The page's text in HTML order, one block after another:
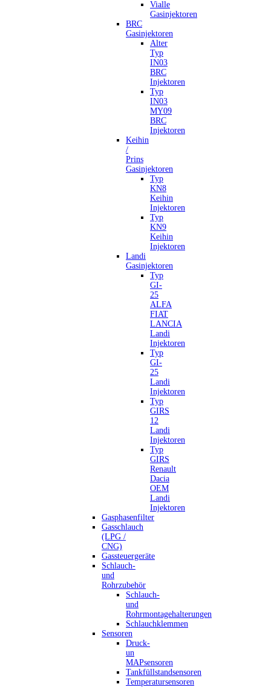
Vialle
Gasinjektoren
BRC
Gasinjektoren
Alter
Typ
IN03
BRC
Injektoren
Typ
IN03
MY09
BRC
Injektoren
Keihin
/
Prins
Gasinjektoren
Typ
KN8
Keihin
Injektoren
Typ
KN9
Keihin
Injektoren
Landi
Gasinjektoren
Typ
GI-
25
ALFA
FIAT
LANCIA
Landi
Injektoren
Typ
GI-
25
Landi
Injektoren
Typ
GIRS
12
Landi
Injektoren
Typ
GIRS
Renault
Dacia
OEM
Landi
Injektoren
Gasphasenfilter
Gasschlauch
(LPG /
CNG)
Gassteuergeräte
Schlauch-
und
Rohrzubehör
Schlauch-
und
Rohrmontagehalterungen
Schlauchklemmen
Sensoren
Druck-
un
MAPsensoren
Tankfüllstandsensoren
Temperatursensoren